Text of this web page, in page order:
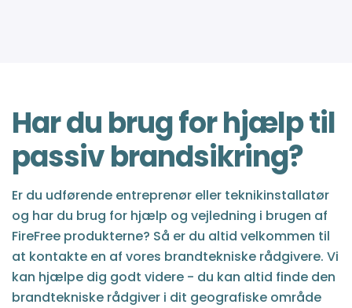
Har du brug for hjælp til
passiv brandsikring?
Er du udførende entreprenør eller teknikinstallatør
og har du brug for hjælp og vejledning i brugen af
FireFree produkterne? Så er du altid velkommen til
at kontakte en af vores brandtekniske rådgivere. Vi
kan hjælpe dig godt videre - du kan altid finde den
brandtekniske rådgiver i dit geografiske område